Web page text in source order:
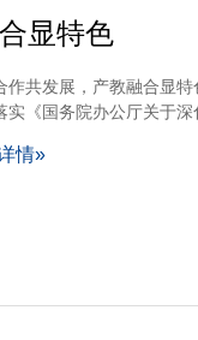
显特色
作共发展，产教融合显
实《国务院办公厅关于深
情»